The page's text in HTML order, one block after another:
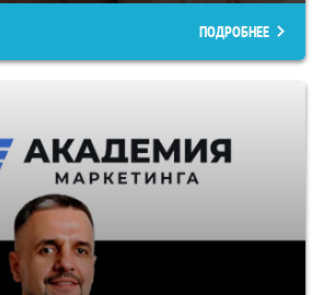
ПОДРОБНЕЕ